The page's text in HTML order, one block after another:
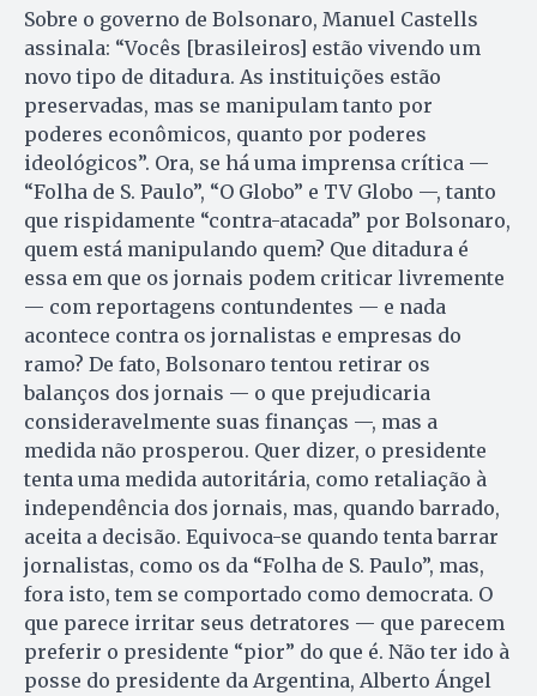
Sobre o governo de Bolsonaro, Manuel Castells
assinala: “Vocês [brasileiros] estão vivendo um
novo tipo de ditadura. As instituições estão
preservadas, mas se manipulam tanto por
poderes econômicos, quanto por poderes
ideológicos”. Ora, se há uma imprensa crítica —
“Folha de S. Paulo”, “O Globo” e TV Globo —, tanto
que rispidamente “contra-atacada” por Bolsonaro,
quem está manipulando quem? Que ditadura é
essa em que os jornais podem criticar livremente
— com reportagens contundentes — e nada
acontece contra os jornalistas e empresas do
ramo? De fato, Bolsonaro tentou retirar os
balanços dos jornais — o que prejudicaria
consideravelmente suas finanças —, mas a
medida não prosperou. Quer dizer, o presidente
tenta uma medida autoritária, como retaliação à
independência dos jornais, mas, quando barrado,
aceita a decisão. Equivoca-se quando tenta barrar
jornalistas, como os da “Folha de S. Paulo”, mas,
fora isto, tem se comportado como democrata. O
que parece irritar seus detratores — que parecem
preferir o presidente “pior” do que é. Não ter ido à
posse do presidente da Argentina, Alberto Ángel